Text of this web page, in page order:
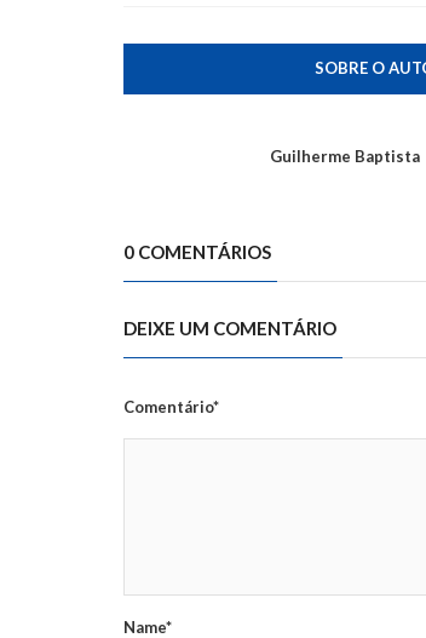
SOBRE O
Guilherme Baptista
0 COMENTÁRIOS
DEIXE UM COMENTÁRIO
Comentário*
Name*